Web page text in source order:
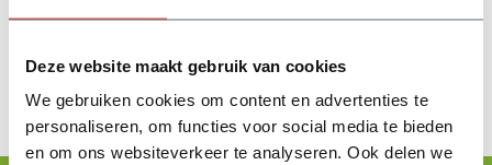
Deze website maakt gebruik van cookies
We gebruiken cookies om content en advertenties te
personaliseren, om functies voor social media te bieden
en om ons websiteverkeer te analyseren. Ook delen we
Bekijken